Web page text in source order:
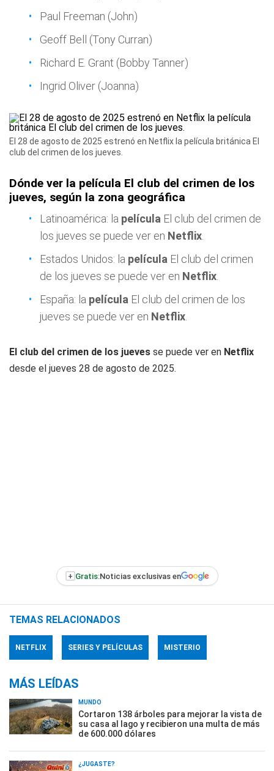
Paul Freeman (John)
Geoff Bell (Tony Curran)
Richard E. Grant (Bobby Tanner)
Ingrid Oliver (Joanna)
El 28 de agosto de 2025 estrenó en Netflix la película británica El
club del crimen de los jueves.
Dónde ver la película El club del crimen de los
jueves, según la zona geográfica
Latinoamérica: la película El club del crimen de
los jueves se puede ver en Netflix
Estados Unidos: la película El club del crimen
de los jueves se puede ver en Netflix
España: la película El club del crimen de los
jueves se puede ver en Netflix
El club del crimen de los jueves se puede ver en Netflix
desde el jueves 28 de agosto de 2025.
+ Gratis:Noticias exclusivas en
TEMAS RELACIONADOS
NETFLIX SERIES Y PELÍCULAS MISTERIO
MÁS LEÍDAS
MUNDO
Cortaron 138 árboles para mejorar la vista de
su casa al lago y recibieron una multa de más
de 600.000 dólares
¿JUGASTE?